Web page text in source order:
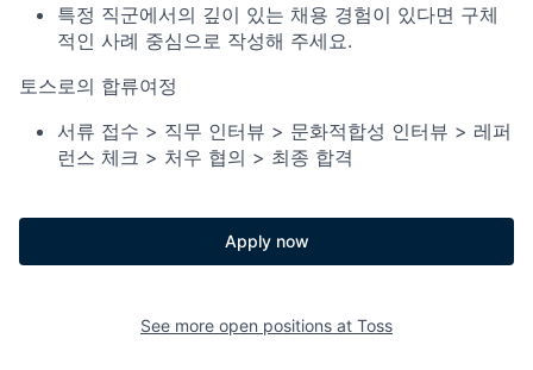
특정 직군에서의 깊이 있는 채용 경험이 있다면 구체
적인 사례 중심으로 작성해 주세요.
토스로의 합류여정
서류 접수 > 직무 인터뷰 > 문화적합성 인터뷰 > 레퍼
런스 체크 > 처우 협의 > 최종 합격
Apply now
See more open positions at Toss